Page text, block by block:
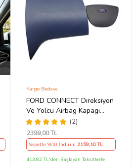
FORD CONNECT Direksiyon
Ve Yolcu Airbag Kapagı
Takım (2009-2014) İthal
Üretim
(2)
Kargo Bedava
2399,00 TL
Sepette %10 İndirim 2159,10 TL
413,82 TL'den Başlayan Taksitlerle